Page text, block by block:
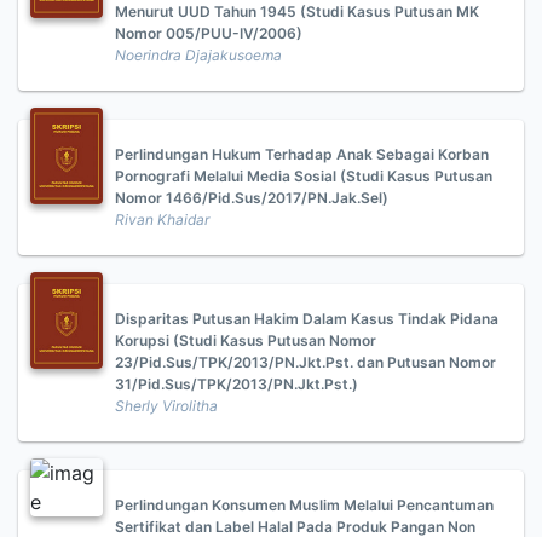
Menurut UUD Tahun 1945 (Studi Kasus Putusan MK
Nomor 005/PUU-IV/2006)
Noerindra Djajakusoema
Perlindungan Hukum Terhadap Anak Sebagai Korban
Pornografi Melalui Media Sosial (Studi Kasus Putusan
Nomor 1466/Pid.Sus/2017/PN.Jak.Sel)
Rivan Khaidar
Disparitas Putusan Hakim Dalam Kasus Tindak Pidana
Korupsi (Studi Kasus Putusan Nomor
23/Pid.Sus/TPK/2013/PN.Jkt.Pst. dan Putusan Nomor
31/Pid.Sus/TPK/2013/PN.Jkt.Pst.)
Sherly Virolitha
Perlindungan Konsumen Muslim Melalui Pencantuman
Sertifikat dan Label Halal Pada Produk Pangan Non